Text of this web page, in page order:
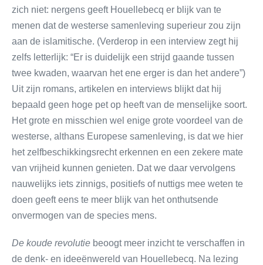
zich niet: nergens geeft Houellebecq er blijk van te
menen dat de westerse samenleving superieur zou zijn
aan de islamitische. (Verderop in een interview zegt hij
zelfs letterlijk: “Er is duidelijk een strijd gaande tussen
twee kwaden, waarvan het ene erger is dan het andere”)
Uit zijn romans, artikelen en interviews blijkt dat hij
bepaald geen hoge pet op heeft van de menselijke soort.
Het grote en misschien wel enige grote voordeel van de
westerse, althans Europese samenleving, is dat we hier
het zelfbeschikkingsrecht erkennen en een zekere mate
van vrijheid kunnen genieten. Dat we daar vervolgens
nauwelijks iets zinnigs, positiefs of nuttigs mee weten te
doen geeft eens te meer blijk van het onthutsende
onvermogen van de species mens.
De koude revolutie beoogt meer inzicht te verschaffen in
de denk- en ideeënwereld van Houellebecq. Na lezing